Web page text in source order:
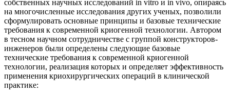
собственных научных исследований in vitro и in vivo, опираясь
на многочисленные исследования других ученых, позволили
сформулировать основные принципы и базовые технические
требования к современной криогенной технологии. Автором
в тесном научном сотрудничестве с группой конструкторов-
инженеров были определены следующие базовые
технические требования к современной криогенной
технологии, реализация которых и определяет эффективность
применения криохирургических операций в клинической
практике: